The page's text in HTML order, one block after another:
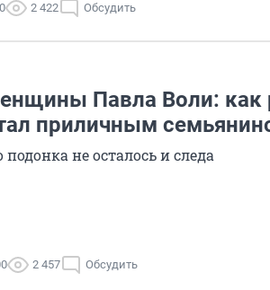
2 422 Обсудить
Павла Воли: как
приличным
не осталось и следа
2 457 Обсудить